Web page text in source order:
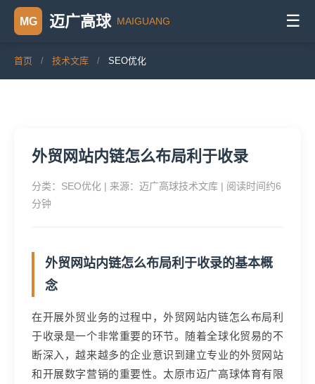
MG 迈广高球 MAIGUANG ☰
首页 / 技术文库 / SEO优化
外贸网站内链怎么布局利于收录
分类：SEO优化 | 来源：迈广高球技术文库 | 阅读时间约6
分钟
外贸网站内链怎么布局利于收录的基本概
念
在开展外贸业务的过程中，外贸网站内链怎么布局利
于收录是一个非常重要的环节。随着全球化贸易的不
断深入，越来越多的企业意识到建立专业的外贸网站
和开展数字营销的重要性。太原市迈广高球体育有限